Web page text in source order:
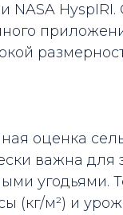
NASA
оценка
важна для
(кг/м²) и